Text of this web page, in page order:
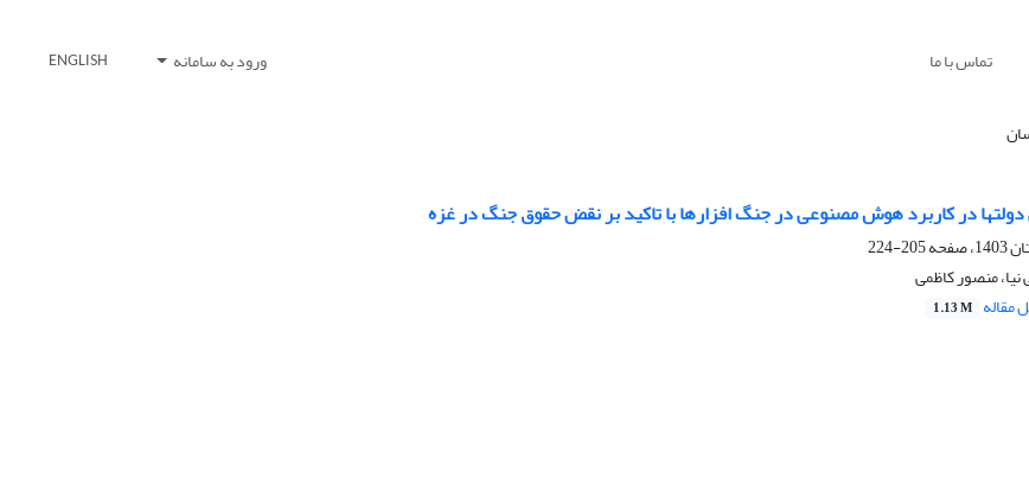
تماس با ما ورود به سامانه ENGLISH
دولتها در کاربرد هوش مصنوعی در جنگ افزارها با تاکید بر نقض حقوق جنگ در غزه
205-224
نیا، منصور کاظمی
مقاله 1.13 M